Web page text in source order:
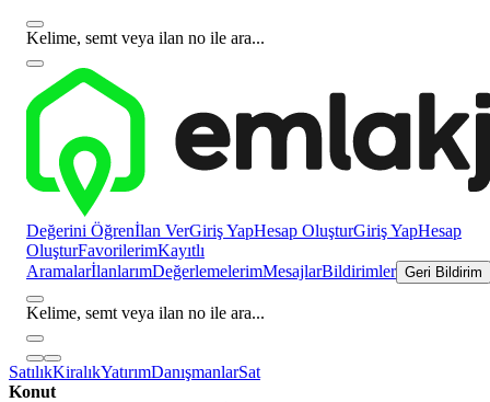
Kelime, semt veya ilan no ile ara...
Değerini Öğrenİlan VerGiriş YapHesap OluşturGiriş YapHesap
OluşturFavorilerimKayıtlı
AramalarİlanlarımDeğerlemelerimMesajlarBildirimler Geri Bildirim
Kelime, semt veya ilan no ile ara...
SatılıkKiralıkYatırımDanışmanlarSat
Konut